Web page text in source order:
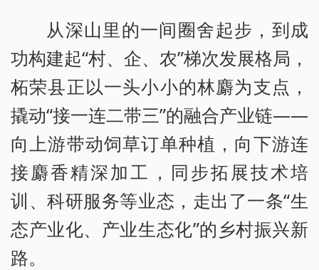
从深山里的一间圈舍起步，到成
功构建起“村、企、农”梯次发展格局，
柘荣县正以一头小小的林麝为支点，
撬动“接一连二带三”的融合产业链——
向上游带动饲草订单种植，向下游连
接麝香精深加工，同步拓展技术培
训、科研服务等业态，走出了一条“生
态产业化、产业生态化”的乡村振兴新
路。